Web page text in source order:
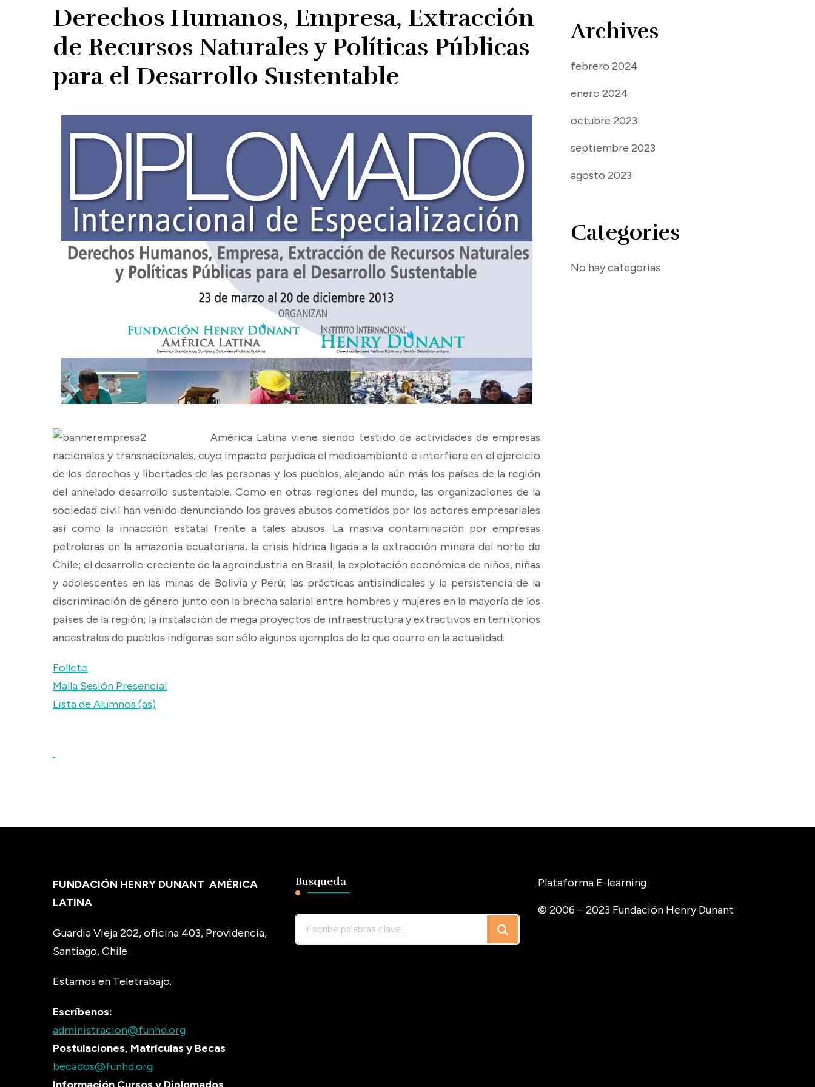
Derechos Humanos, Empresa, Extracción
de Recursos Naturales y Políticas Públicas
para el Desarrollo Sustentable
América Latina viene siendo testido de actividades de empresas
nacionales y transnacionales, cuyo impacto perjudica el medioambiente e interfiere en el ejercicio
de los derechos y libertades de las personas y los pueblos, alejando aún más los países de la región
del anhelado desarrollo sustentable. Como en otras regiones del mundo, las organizaciones de la
sociedad civil han venido denunciando los graves abusos cometidos por los actores empresariales
así como la innacción estatal frente a tales abusos. La masiva contaminación por empresas
petroleras en la amazonía ecuatoriana, la crisis hídrica ligada a la extracción minera del norte de
Chile; el desarrollo creciente de la agroindustria en Brasil; la explotación económica de niños, niñas
y adolescentes en las minas de Bolivia y Perú; las prácticas antisindicales y la persistencia de la
discriminación de género junto con la brecha salarial entre hombres y mujeres en la mayoría de los
países de la región; la instalación de mega proyectos de infraestructura y extractivos en territorios
ancestrales de pueblos indígenas son sólo algunos ejemplos de lo que ocurre en la actualidad.
Folleto
Malla Sesión Presencial
Lista de Alumnos (as)
Archives
febrero 2024
enero 2024
octubre 2023
septiembre 2023
agosto 2023
Categories
No hay categorías
FUNDACIÓN HENRY DUNANT AMÉRICA
LATINA
Guardia Vieja 202, oficina 403, Providencia,
Santiago, Chile
Estamos en Teletrabajo.
Escríbenos:
administracion@funhd.org
Postulaciones, Matrículas y Becas
becados@funhd.org
Busqueda
¿Buscas
algo?
Plataforma E-learning
© 2006 – 2023 Fundación Henry Dunant